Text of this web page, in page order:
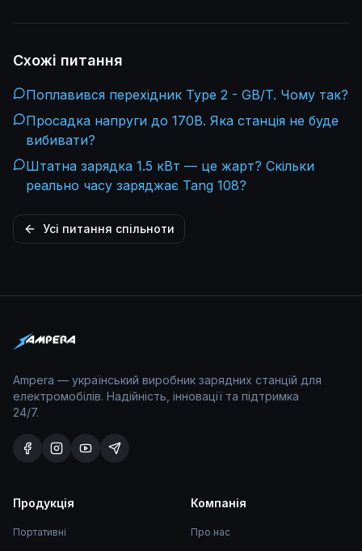
Схожі питання
Поплавився перехідник Type 2 - GB/T. Чому так?
Просадка напруги до 170В. Яка станція не буде
вибивати?
Штатна зарядка 1.5 кВт — це жарт? Скільки
реально часу заряджає Tang 108?
Усі питання спільноти
Ampera — український виробник зарядних станцій для
електромобілів. Надійність, інновації та підтримка
24/7.
Продукція
Портативні
Компанія
Про нас